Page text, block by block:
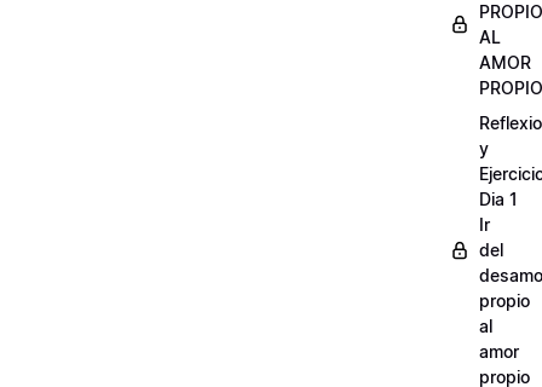
PROPIO
AL
AMOR
PROPIO
y
Dia 1
Ir
del
propio
al
amor
propio